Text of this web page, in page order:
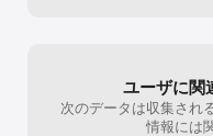
ユーザに関
次のデータは収集され
情報には